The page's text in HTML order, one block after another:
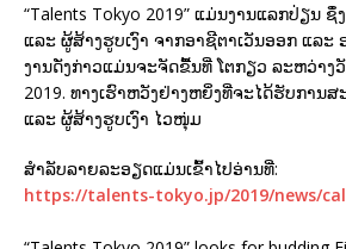
“Talents Tokyo 2019” ແມ່ນງານແລກປ່ຽນ
ແລະ ຜູ້ສ້າງຮູບເງົາ ຈາກອາຊີຕາເວັນອອກ ແລະ
ງານດັ່ງກ່າວແມ່ນຈະຈັດຂື້ນທີ່ ໂຕກຽວ ລະຫວ່າງ
2019. ທາງເຮົາຫວັງຢ່າງຫຍິ່ງທີ່ຈະໄດ້ຮັບການ
ແລະ ຜູ້ສ້າງຮູບເງົາ ໄວໜຸ່ມ
ສຳລັບລາຍລະອຽດແມ່ນເຂົ້າໄປອ່ານທີ່:
https://talents-tokyo.jp/2019/news/